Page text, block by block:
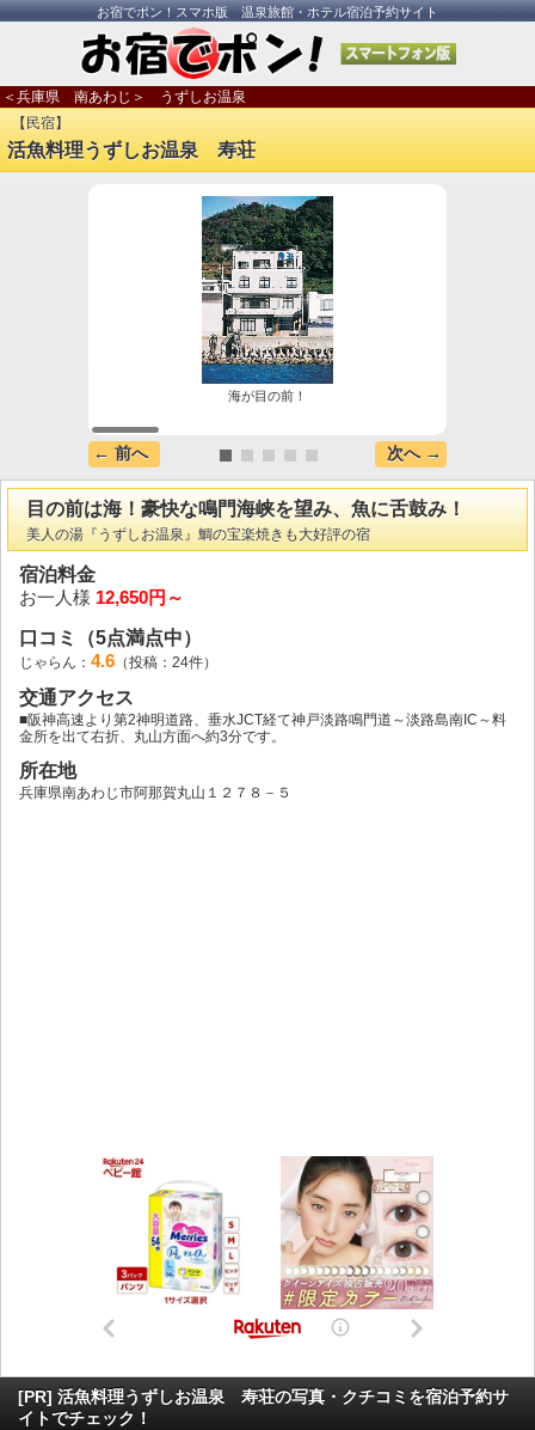
お宿でポン！スマホ版 温泉旅館・ホテル宿泊予約サイト
＜兵庫県 南あわじ＞ うずしお温泉
【民宿】
活魚料理うずしお温泉 寿荘
海が目の前！
← 前へ 次へ →
目の前は海！豪快な鳴門海峡を望み、魚に舌鼓み！
美人の湯『うずしお温泉』鯛の宝楽焼きも大好評の宿
宿泊料金
お一人様 12,650円～
口コミ（5点満点中）
じゃらん： 4.6 （投稿：24件）
交通アクセス
■阪神高速より第2神明道路、垂水JCT経て神戸淡路鳴門道～淡路島南IC～料
金所を出て右折、丸山方面へ約3分です。
所在地
兵庫県南あわじ市阿那賀丸山１２７８－５
[PR] 活魚料理うずしお温泉 寿荘の写真・クチコミを宿泊予約サ
イトでチェック！